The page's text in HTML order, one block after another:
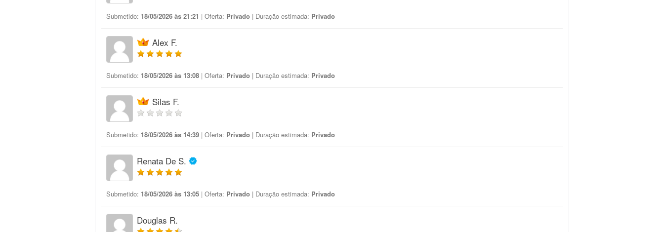
Submetido: 18/05/2026 às 21:21 | Oferta: Privado | Duração estimada: Privado
Alex F.
Submetido: 18/05/2026 às 13:08 | Oferta: Privado | Duração estimada: Privado
Silas F.
Submetido: 18/05/2026 às 14:39 | Oferta: Privado | Duração estimada: Privado
Renata De S.
Submetido: 18/05/2026 às 13:05 | Oferta: Privado | Duração estimada: Privado
Douglas R.